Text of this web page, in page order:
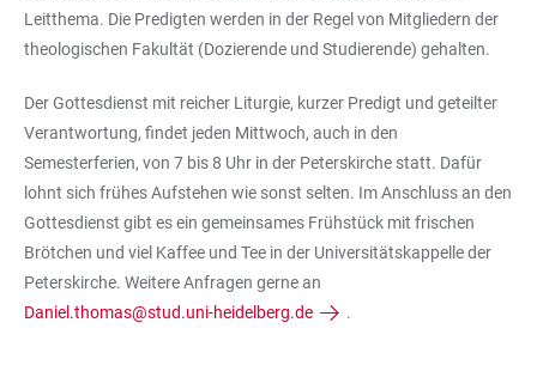
Leitthema. Die Predigten werden in der Regel von Mitgliedern der
theologischen Fakultät (Dozierende und Studierende) gehalten.
Der Gottesdienst mit reicher Liturgie, kurzer Predigt und geteilter
Verantwortung, findet jeden Mittwoch, auch in den
Semesterferien, von 7 bis 8 Uhr in der Peterskirche statt. Dafür
lohnt sich frühes Aufstehen wie sonst selten. Im Anschluss an den
Gottesdienst gibt es ein gemeinsames Frühstück mit frischen
Brötchen und viel Kaffee und Tee in der Universitätskappelle der
Peterskirche. Weitere Anfragen gerne an
Daniel.thomas@stud.uni-heidelberg.de
.